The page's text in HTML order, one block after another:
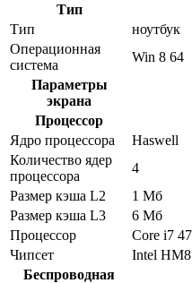
Тип
Тип
ноутбук
Операционная
система
Win 8 64
Параметры
экрана
Процессор
Ядро процессора
Haswell
Количество ядер
процессора
4
Размер кэша L2
1 Мб
Размер кэша L3
6 Мб
Процессор
Core i7
Чипсет
Intel
Беспроводная